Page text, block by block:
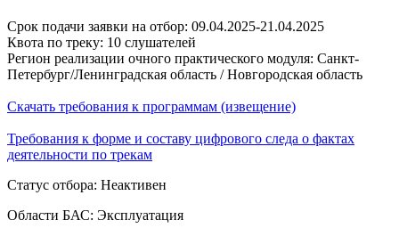
Срок подачи заявки на отбор: 09.04.2025-21.04.2025
Квота по треку: 10 слушателей
Регион реализации очного практического модуля: Санкт-
Петербург/Ленинградская область / Новгородская область
Скачать требования к программам (извещение)
Требования к форме и составу цифрового следа о фактах
деятельности по трекам
Статус отбора: Неактивен
Области БАС: Эксплуатация